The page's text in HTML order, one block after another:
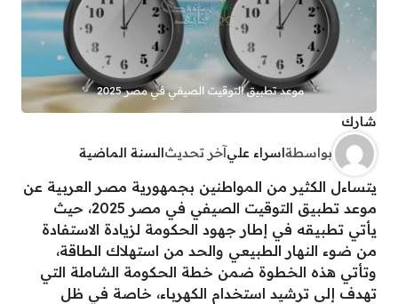
شارك
بواسطةاسراء عليآخر تحديثالسنة الماضية
يتساءل الكثير من المواطنين بجمهورية مصر العربية عن
موعد تطبيق التوقيت الصيفي في مصر 2025، حيث
يأتي تطبيقه في إطار جهود الحكومة لزيادة الاستفادة
من ضوء النهار الطبيعي والحد من استهلاك الطاقة،
وتأتي هذه الخطوة ضمن خطة الحكومة الشاملة التي
تهدف إلى ترشيد استخدام الكهرباء، خاصة في ظل